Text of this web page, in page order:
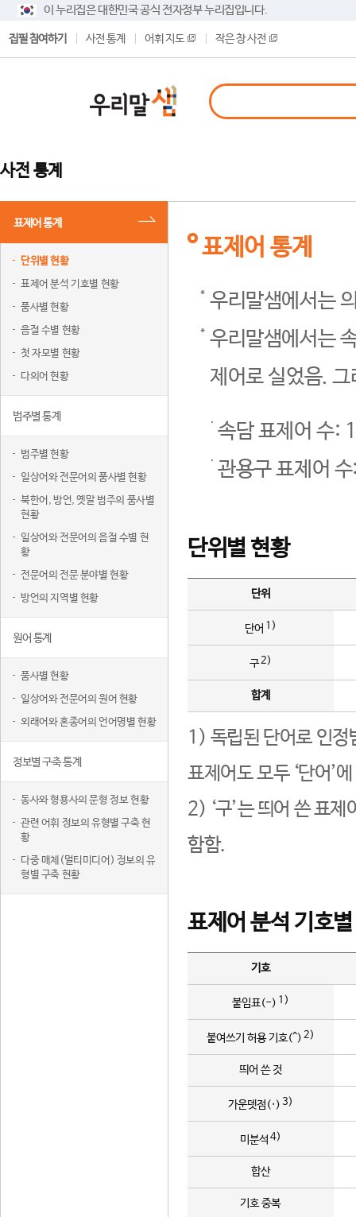
이 누리집은 대한민국 공식 전자정부 누리집입니다.
집필 참여하기 사전 통계 어휘 지도 작은 창 사전
사전 통계
표제어 통계
단위별 현황
표제어 분석 기호별 현황
품사별 현황
음절 수별 현황
첫 자모별 현황
다의어 현황
범주별 통계
범주별 현황
일상어와 전문어의 품사별 현황
북한어, 방언, 옛말 범주의 품사별
현황
일상어와 전문어의 음절 수별 현
황
전문어의 전문 분야별 현황
방언의 지역별 현황
원어 통계
품사별 현황
일상어와 전문어의 원어 현황
외래어와 혼종어의 언어명별 현황
정보별 구축 통계
동사와 형용사의 문형 정보 현황
관련 어휘 정보의 유형별 구축 현
황
다중 매체(멀티미디어) 정보의 유
형별 구축 현황
표제어 통계
우리말샘에서는
우리말샘에서는
제어로 실었음.
속담 표제어 수:
관용구 표제어
단위별 현황
단위
단어 1)
구2)
합계
1) 독립된 단어로 인정
표제어도 모두 ‘단어’
2) ‘구’는 띄어 쓴 표
함함.
표제어 분석 기호
기호
붙임표(-) 1)
붙여쓰기 허용 기호(^) 2)
띄어 쓴 것
가운뎃점(·) 3)
미분석 4)
합산
기호 중복